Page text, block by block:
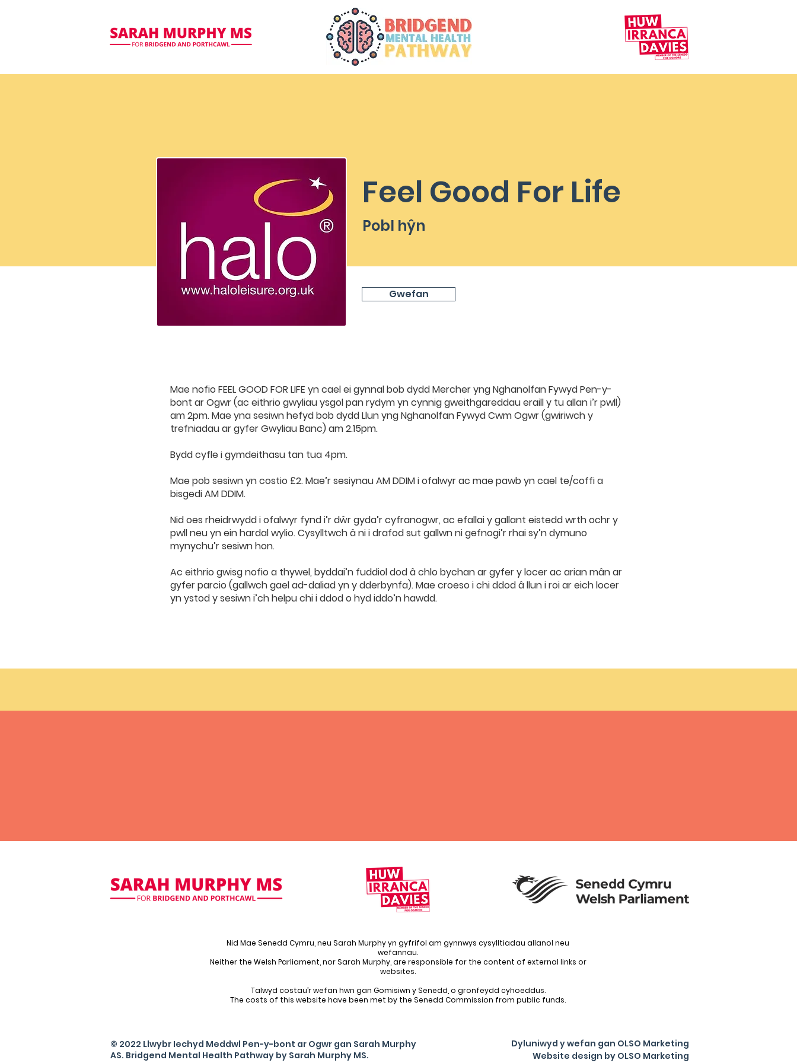
Feel Good For Life
Pobl hŷn
Gwefan
Mae nofio FEEL GOOD FOR LIFE yn cael ei gynnal bob dydd Mercher yng Nghanolfan Fywyd Pen-y-
bont ar Ogwr (ac eithrio gwyliau ysgol pan rydym yn cynnig gweithgareddau eraill y tu allan i’r pwll)
am 2pm. Mae yna sesiwn hefyd bob dydd Llun yng Nghanolfan Fywyd Cwm Ogwr (gwiriwch y
trefniadau ar gyfer Gwyliau Banc) am 2.15pm.
Bydd cyfle i gymdeithasu tan tua 4pm.
Mae pob sesiwn yn costio £2. Mae’r sesiynau AM DDIM i ofalwyr ac mae pawb yn cael te/coffi a
bisgedi AM DDIM.
Nid oes rheidrwydd i ofalwyr fynd i’r dŵr gyda’r cyfranogwr, ac efallai y gallant eistedd wrth ochr y
pwll neu yn ein hardal wylio. Cysylltwch â ni i drafod sut gallwn ni gefnogi’r rhai sy’n dymuno
mynychu’r sesiwn hon.
Ac eithrio gwisg nofio a thywel, byddai’n fuddiol dod â chlo bychan ar gyfer y locer ac arian mân ar
gyfer parcio (gallwch gael ad-daliad yn y dderbynfa). Mae croeso i chi ddod â llun i roi ar eich locer
yn ystod y sesiwn i’ch helpu chi i ddod o hyd iddo’n hawdd.
Nid Mae Senedd Cymru, neu Sarah Murphy yn gyfrifol am gynnwys cysylltiadau allanol neu
wefannau.
Neither the Welsh Parliament, nor Sarah Murphy, are responsible for the content of external links or
websites.
Talwyd costau’r wefan hwn gan Gomisiwn y Senedd, o gronfeydd cyhoeddus.
The costs of this website have been met by the Senedd Commission from public funds.
© 2022 Llwybr Iechyd Meddwl Pen-y-bont ar Ogwr gan Sarah Murphy
AS. Bridgend Mental Health Pathway by Sarah Murphy MS.
Dyluniwyd y wefan gan OLSO Marketing
Website design by OLSO Marketing